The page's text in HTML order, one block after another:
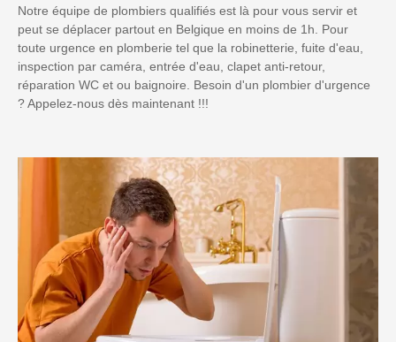
Notre équipe de plombiers qualifiés est là pour vous servir et
peut se déplacer partout en Belgique en moins de 1h. Pour
toute urgence en plomberie tel que la robinetterie, fuite d'eau,
inspection par caméra, entrée d'eau, clapet anti-retour,
réparation WC et ou baignoire. Besoin d'un plombier d'urgence
? Appelez-nous dès maintenant !!!